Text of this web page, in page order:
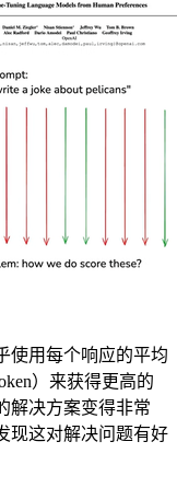
用每个响应的平均
）来获得更高的
解决方案变得非常
现这对解决问题有好